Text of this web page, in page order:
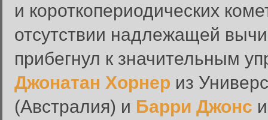
и короткопериодических
отсутствии надлежащей
прибегнул к значительным
Джонатан Хорнер из
(Австралия) и Барри Джонс